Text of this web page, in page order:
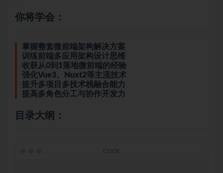
你将学会：
掌握整套微前端架构解决方案
训练前端多应用架构设计思维
收获从0到1落地微前端的经验
强化Vue3、Nuxt2等主流技术
提升多项目多技术栈融合能力
提高多角色分工与协作开发力
目录大纲：